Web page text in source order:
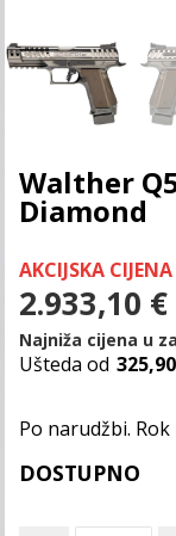
Walther
Diamond
AKCIJSKA CIJENA
2.933,10 €
Najniža cijena u
Ušteda od
Po narudžbi.
DOSTUPNO